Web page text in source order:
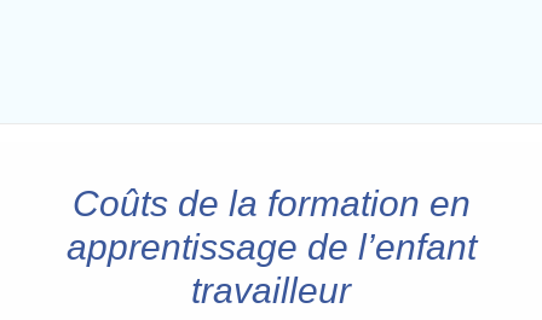
Coûts de la formation en
apprentissage de l’enfant
travailleur